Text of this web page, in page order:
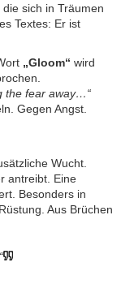
sich in Träumen
Textes: Er ist
„Gloom“ wird
the fear away…“
Gegen Angst.
Wucht.
antreibt. Eine
Besonders in
Aus Brüchen